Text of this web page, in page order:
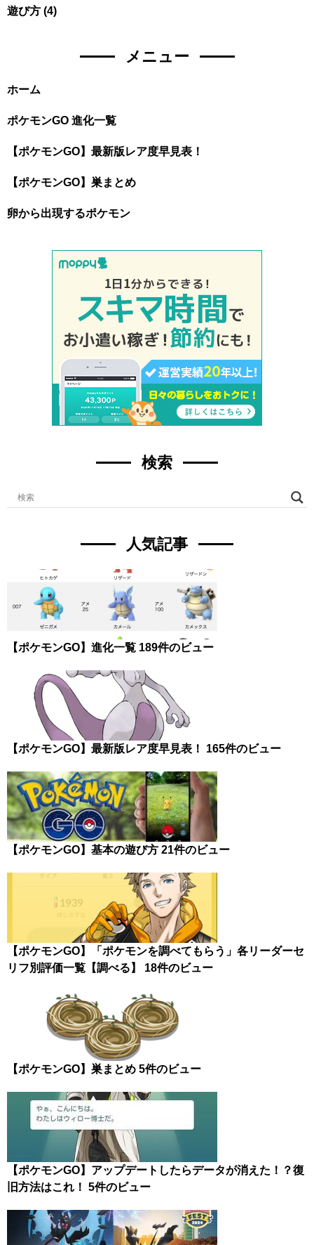
遊び方 (4)
メニュー
ホーム
ポケモンGO 進化一覧
【ポケモンGO】最新版レア度早見表！
【ポケモンGO】巣まとめ
卵から出現するポケモン
検索
人気記事
【ポケモンGO】進化一覧 189件のビュー
【ポケモンGO】最新版レア度早見表！ 165件のビュー
【ポケモンGO】基本の遊び方 21件のビュー
【ポケモンGO】「ポケモンを調べてもらう」各リーダーセ
リフ別評価一覧【調べる】
18件のビュー
【ポケモンGO】巣まとめ 5件のビュー
【ポケモンGO】アップデートしたらデータが消えた！？復
旧方法はこれ！ 5件のビュー